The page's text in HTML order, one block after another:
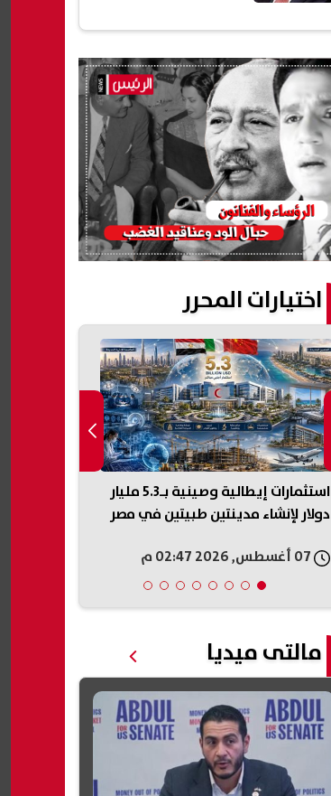
اختيارات المحرر
استثمارات إيطالية وصينية بـ5.3 مليار
دولار لإنشاء مدينتين طبيتين في مصر
مالتى ميديا